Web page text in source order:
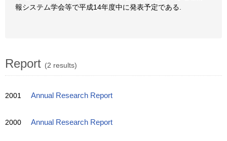
報システム学会等で平成14年度中に発表予定である.
Report (2 results)
2001 Annual Research Report
2000 Annual Research Report